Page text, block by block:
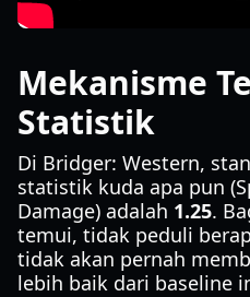
Mekanisme
Statistik
Di Bridger: Western,
statistik kuda apa pun
Damage) adalah 1.25.
temui, tidak peduli
tidak akan pernah
lebih baik dari baseline